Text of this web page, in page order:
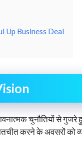
Up Business Deal
चुनौतियों से
करने के अवसरों को